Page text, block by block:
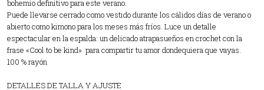
bohemio definitivo para este verano.
Puede llevarse cerrado como vestido durante los cálidos días de verano o
abierto como kimono para los meses más fríos. Luce un detalle
espectacular en la espalda: un delicado atrapasueños en crochet con la
frase «Cool to be kind» para compartir tu amor dondequiera que vayas.
100 % rayón
DETALLES DE TALLA Y AJUSTE